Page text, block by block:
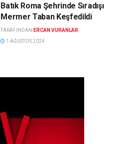
Batık Roma Şehrinde Sıradışı
Mermer Taban Keşfedildi
TARAFINDAN ERCAN VURANLAR
1 AĞUSTOS 2024